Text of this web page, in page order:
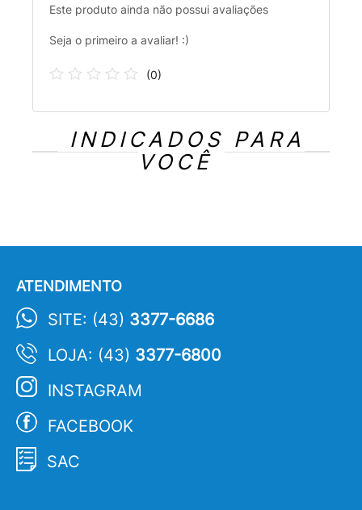
Este produto ainda não possui avaliações
Seja o primeiro a avaliar! :)
(0)
INDICADOS PARA
VOCÊ
ATENDIMENTO
SITE: (43) 3377-6686
LOJA: (43) 3377-6800
INSTAGRAM
FACEBOOK
SAC